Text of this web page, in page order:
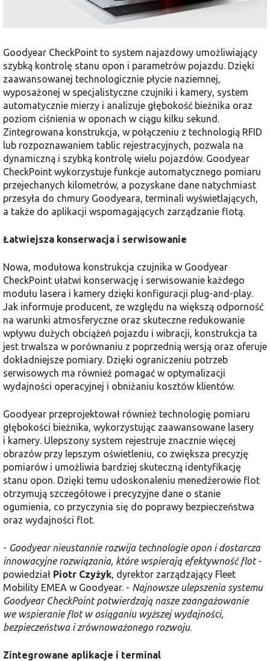
Goodyear CheckPoint to system najazdowy umożliwiający
szybką kontrolę stanu opon i parametrów pojazdu. Dzięki
zaawansowanej technologicznie płycie naziemnej,
wyposażonej w specjalistyczne czujniki i kamery, system
automatycznie mierzy i analizuje głębokość bieżnika oraz
poziom ciśnienia w oponach w ciągu kilku sekund.
Zintegrowana konstrukcja, w połączeniu z technologią RFID
lub rozpoznawaniem tablic rejestracyjnych, pozwala na
dynamiczną i szybką kontrolę wielu pojazdów. Goodyear
CheckPoint wykorzystuje funkcje automatycznego pomiaru
przejechanych kilometrów, a pozyskane dane natychmiast
przesyła do chmury Goodyeara, terminali wyświetlających,
a także do aplikacji wspomagających zarządzanie flotą.
Łatwiejsza konserwacja i serwisowanie
Nowa, modułowa konstrukcja czujnika w Goodyear
CheckPoint ułatwi konserwację i serwisowanie każdego
modułu lasera i kamery dzięki konfiguracji plug-and-play.
Jak informuje producent, ze względu na większą odporność
na warunki atmosferyczne oraz skuteczne redukowanie
wpływu dużych obciążeń pojazdu i wibracji, konstrukcja ta
jest trwalsza w porównaniu z poprzednią wersją oraz oferuje
dokładniejsze pomiary. Dzięki ograniczeniu potrzeb
serwisowych ma również pomagać w optymalizacji
wydajności operacyjnej i obniżaniu kosztów klientów.
Goodyear przeprojektował również technologię pomiaru
głębokości bieżnika, wykorzystując zaawansowane lasery
i kamery. Ulepszony system rejestruje znacznie więcej
obrazów przy lepszym oświetleniu, co zwiększa precyzję
pomiarów i umożliwia bardziej skuteczną identyfikację
stanu opon. Dzięki temu udoskonaleniu menedżerowie flot
otrzymują szczegółowe i precyzyjne dane o stanie
ogumienia, co przyczynia się do poprawy bezpieczeństwa
oraz wydajności flot.
- Goodyear nieustannie rozwija technologie opon i dostarcza
innowacyjne rozwiązania, które wspierają efektywność flot -
powiedział Piotr Czyżyk, dyrektor zarządzający Fleet
Mobility EMEA w Goodyear. - Najnowsze ulepszenia systemu
Goodyear CheckPoint potwierdzają nasze zaangażowanie
we wspieranie flot w osiąganiu wyższej wydajności,
bezpieczeństwa i zrównoważonego rozwoju.
Zintegrowane aplikacje i terminal